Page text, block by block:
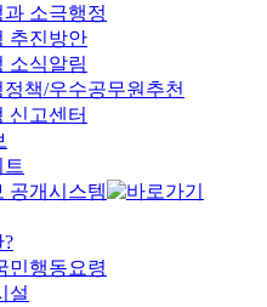
소극행정
추진방안
소식알림
책/우수공무원추천
신고센터
공개시스템
민행동요령
설